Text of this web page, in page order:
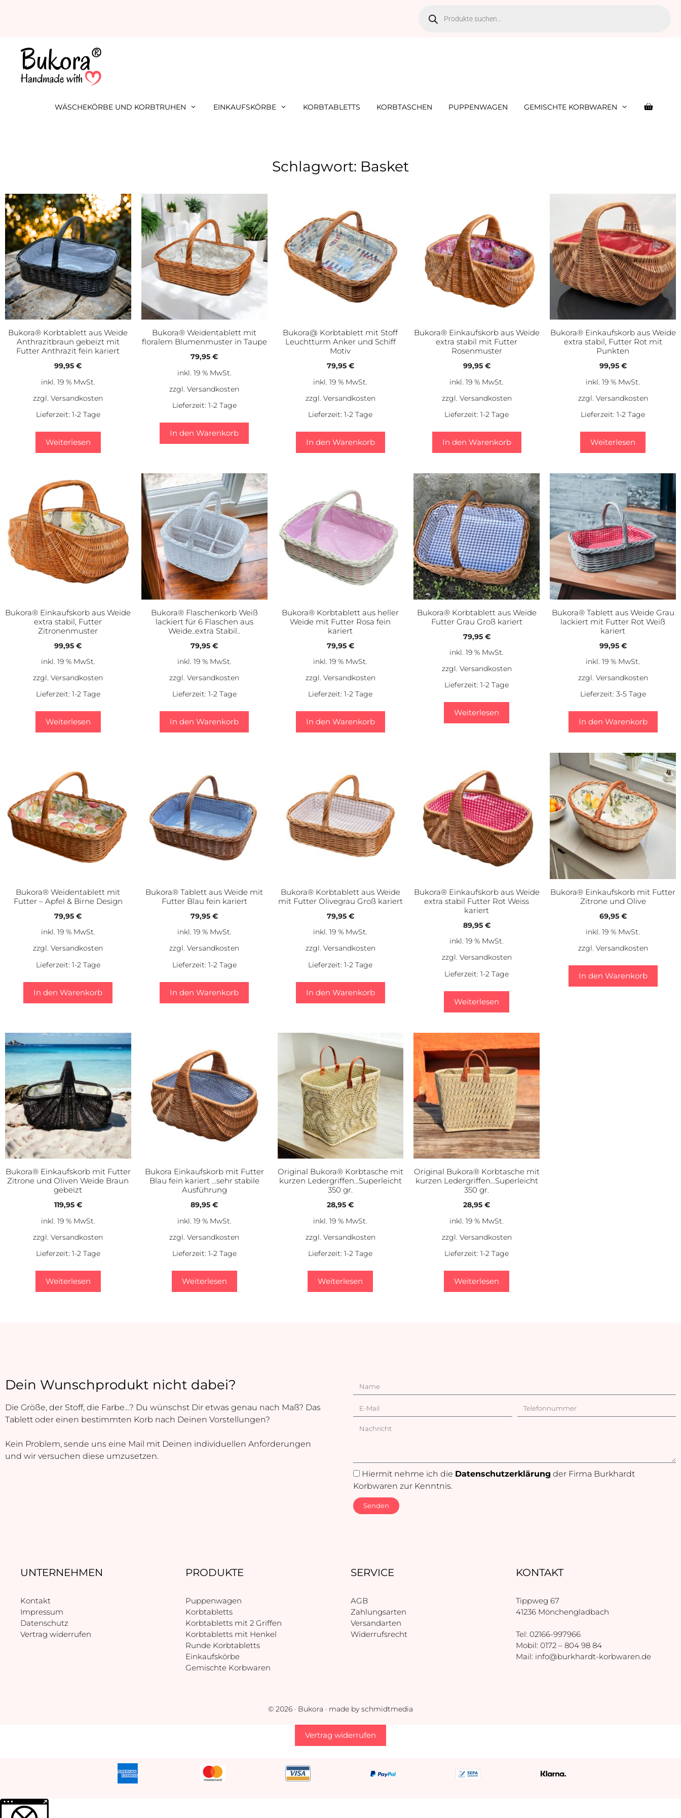
springen
WÄSCHEKÖRBE UND KORBTRUHEN EINKAUFSKÖRBE KORBTABLETTS KORBTASCHEN PUPPENWAGEN GEMISCHTE KORBWAREN
Schlagwort: Basket
Bukora® Korbtablett aus Weide
Anthrazitbraun gebeizt mit
Futter Anthrazit fein kariert
99,95€
inkl. 19 % MwSt.
zzgl.Versandkosten
Lieferzeit: 1-2 Tage
Weiterlesen
Bukora® Weidentablett mit
floralem Blumenmuster in Taupe
79,95€
inkl. 19 % MwSt.
zzgl.Versandkosten
Lieferzeit: 1-2 Tage
In den Warenkorb
Bukora@ Korbtablett mit Stoff
Leuchtturm Anker und Schiff
Motiv
79,95 €
inkl. 19 % MwSt.
zzgl. Versandkosten
Lieferzeit:1-2 Tage
In den Warenkorb
Bukora® Einkaufskorb aus Weide
extra stabil mit Futter
Rosenmuster
99,95 €
inkl. 19 % MwSt.
zzgl. Versandkosten
Lieferzeit:1-2 Tage
In den Warenkorb
Bukora® Einkaufskorb aus Weide
extra stabil, Futter Rot mit
Punkten
99,95 €
inkl. 19 % MwSt.
zzgl. Versandkosten
Lieferzeit:1-2 Tage
Weiterlesen
Bukora® Einkaufskorb aus Weide
extra stabil, Futter
Zitronenmuster
99,95€
inkl. 19 % MwSt.
zzgl.Versandkosten
Lieferzeit: 1-2 Tage
Weiterlesen
Bukora® Flaschenkorb Weiß
lackiert für 6 Flaschen aus
Weide..extra Stabil..
79,95€
inkl. 19 % MwSt.
zzgl.Versandkosten
Lieferzeit: 1-2 Tage
In den Warenkorb
Bukora® Korbtablett aus heller
Weide mit Futter Rosa fein
kariert
79,95 €
inkl. 19 % MwSt.
zzgl. Versandkosten
Lieferzeit:1-2 Tage
In den Warenkorb
Bukora® Korbtablett aus Weide
Futter Grau Groß kariert
79,95 €
inkl. 19 % MwSt.
zzgl. Versandkosten
Lieferzeit:1-2 Tage
Weiterlesen
Bukora® Tablett aus Weide Grau
lackiert mit Futter Rot Weiß
kariert
99,95 €
inkl. 19 % MwSt.
zzgl. Versandkosten
Lieferzeit: 3-5 Tage
In den Warenkorb
Bukora® Weidentablett mit
Futter – Apfel & Birne Design
79,95€
inkl. 19 % MwSt.
zzgl.Versandkosten
Lieferzeit: 1-2 Tage
In den Warenkorb
Bukora® Tablett aus Weide mit
Futter Blau fein kariert
79,95€
inkl. 19 % MwSt.
zzgl.Versandkosten
Lieferzeit: 1-2 Tage
In den Warenkorb
Bukora® Korbtablett aus Weide
mit Futter Olivegrau Groß kariert
79,95 €
inkl. 19 % MwSt.
zzgl. Versandkosten
Lieferzeit:1-2 Tage
In den Warenkorb
Bukora® Einkaufskorb aus Weide
extra stabil Futter Rot Weiss
kariert
89,95 €
inkl. 19 % MwSt.
zzgl. Versandkosten
Lieferzeit:1-2 Tage
Weiterlesen
Bukora® Einkaufskorb mit Futter
Zitrone und Olive
69,95 €
inkl. 19 % MwSt.
zzgl. Versandkosten
In den Warenkorb
Bukora® Einkaufskorb mit Futter
Zitrone und Oliven Weide Braun
gebeizt
119,95 €
inkl. 19 % MwSt.
zzgl.Versandkosten
Lieferzeit: 1-2 Tage
Weiterlesen
Bukora Einkaufskorb mit Futter
Blau fein kariert …sehr stabile
Ausführung
89,95€
inkl. 19 % MwSt.
zzgl.Versandkosten
Lieferzeit: 1-2 Tage
Weiterlesen
Original Bukora® Korbtasche mit
kurzen Ledergriffen…Superleicht
350 gr.
28,95€
inkl. 19 % MwSt.
zzgl. Versandkosten
Lieferzeit:1-2 Tage
Weiterlesen
Original Bukora® Korbtasche mit
kurzen Ledergriffen…Superleicht
350 gr.
28,95€
inkl. 19 % MwSt.
zzgl. Versandkosten
Lieferzeit:1-2 Tage
Weiterlesen
Dein Wunschprodukt nicht dabei?
Die Größe, der Stoff, die Farbe…? Du wünschst Dir etwas genau nach Maß? Das
Tablett oder einen bestimmten Korb nach Deinen Vorstellungen?
Kein Problem, sende uns eine Mail mit Deinen individuellen Anforderungen
und wir versuchen diese umzusetzen.
Hiermit nehme ich die Datenschutzerklärung der Firma Burkhardt
Korbwaren zur Kenntnis.
Senden
UNTERNEHMEN
Kontakt
Impressum
Datenschutz
Vertrag widerrufen
PRODUKTE
Puppenwagen
Korbtabletts
Korbtabletts mit 2 Griffen
Korbtabletts mit Henkel
Runde Korbtabletts
Einkaufskörbe
Gemischte Korbwaren
SERVICE
AGB
Zahlungsarten
Versandarten
Widerrufsrecht
KONTAKT
Tippweg 67
41236 Mönchengladbach
Tel: 02166-997966
Mobil: 0172 – 804 98 84
Mail: info@burkhardt-korbwaren.de
© 2026 · Bukora · made by schmidtmedia
Vertrag widerrufen
Weitere Informationen über den gesperrten Inhalt.